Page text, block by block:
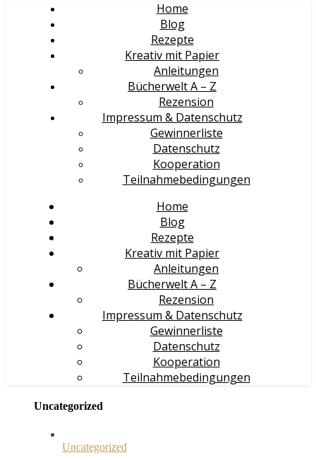
Home
Blog
Rezepte
Kreativ mit Papier
Anleitungen
Bücherwelt A – Z
Rezension
Impressum & Datenschutz
Gewinnerliste
Datenschutz
Kooperation
Teilnahmebedingungen
Home
Blog
Rezepte
Kreativ mit Papier
Anleitungen
Bücherwelt A – Z
Rezension
Impressum & Datenschutz
Gewinnerliste
Datenschutz
Kooperation
Teilnahmebedingungen
Uncategorized
Uncategorized